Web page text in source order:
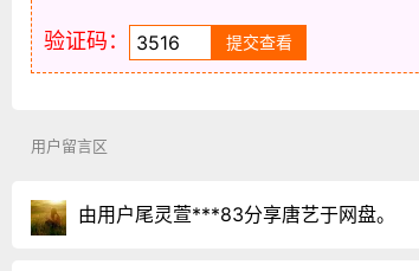
验证码：
用户留言区
由用户尾灵萱***83分享唐艺于网盘。